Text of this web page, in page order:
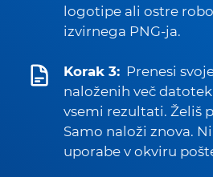
logotipe ali ostre
izvirnega PNG-ja.
Korak 3: Prenesi
naloženih več
vsemi rezultati. Želiš
Samo naloži znova.
uporabe v okviru